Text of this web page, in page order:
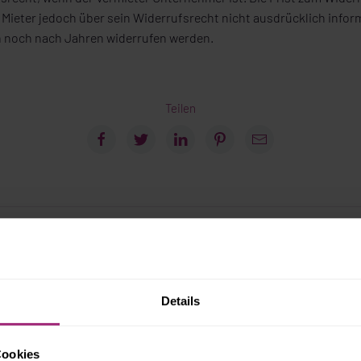
Details
Mieter jedoch über sein Widerrufsrecht nicht ausdrücklich
noch nach Jahren widerrufen werden.
Teilen
Beitrag